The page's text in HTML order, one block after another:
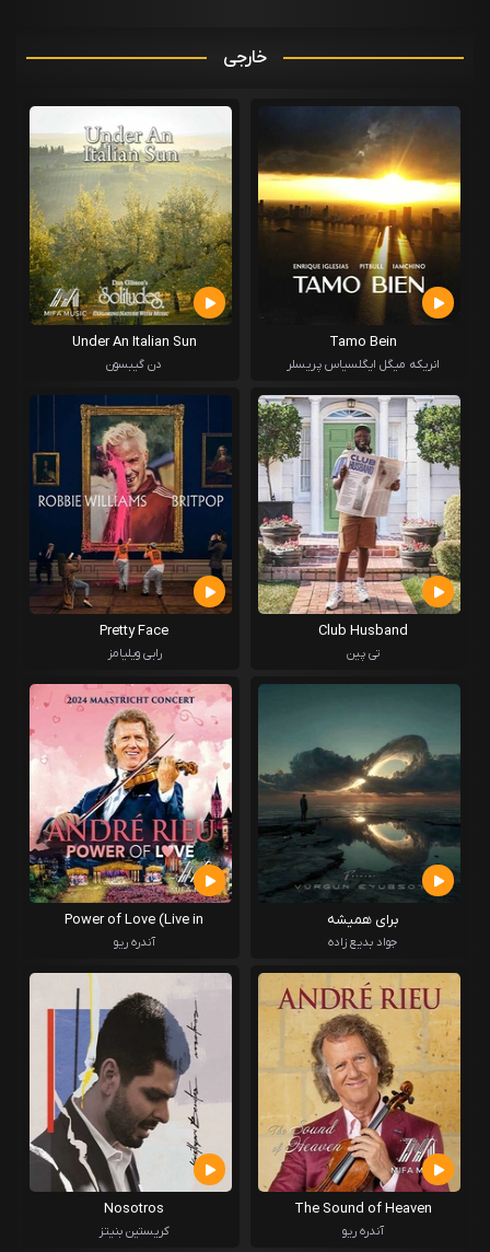
خارجی
Tamo Bein
انریکه میگل ایگلسیاس پریسلر
Under An Italian Sun
دن گیبسون
Club Husband
تی پین
Pretty Face
رابی ویلیامز
برای همیشه
جواد بدیع زاده
Power of Love (Live in
Maastricht 2024)
آندره ریو
The Sound of Heaven
آندره ریو
Nosotros
کریستین بنیتز